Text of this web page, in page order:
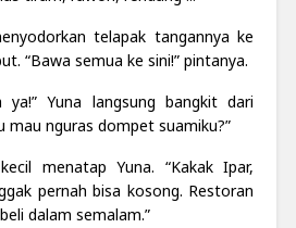
telapak tangannya ke
“Bawa semua ke sini!” pintanya.
ya!” Yuna langsung bangkit dari
mau nguras dompet suamiku?”
menatap Yuna. “Kakak Ipar,
pernah bisa kosong. Restoran
dalam semalam.”